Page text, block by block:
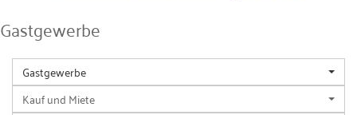
Gastgewerbe
Gastgewerbe
Kauf und Miete